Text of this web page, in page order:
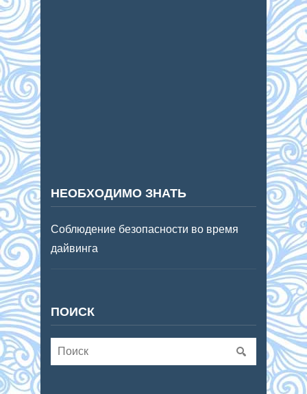
НЕОБХОДИМО ЗНАТЬ
Соблюдение безопасности во время
дайвинга
ПОИСК